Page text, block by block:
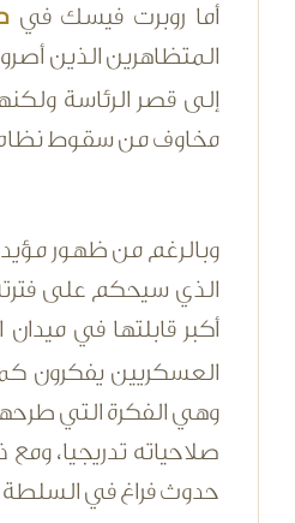
أما روبرت فيسك في
المتظاهرين الذين
إلى قصر الرئاسة
مخاوف من سقوط نظام
وبالرغم من ظهور
الذي سيحكم على
أكبر قابلتها في
العسكريين يفكرون
وهي الفكرة التي
صلاحياته تدريجيا،
حدوث فراغ في